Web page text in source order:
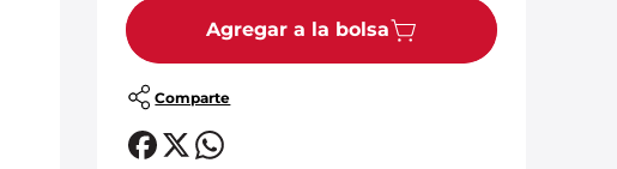
Agregar a la bolsa
Comparte